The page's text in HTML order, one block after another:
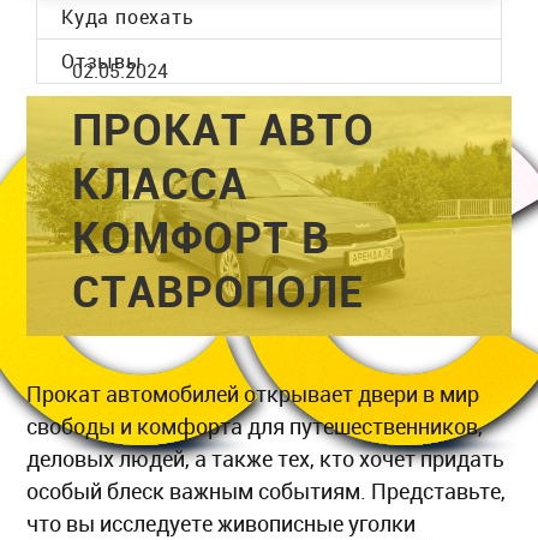
Куда поехать
Отзывы
02.05.2024
ПРОКАТ АВТО
КЛАССА
КОМФОРТ В
СТАВРОПОЛЕ
Прокат автомобилей открывает двери в мир
свободы и комфорта для путешественников,
деловых людей, а также тех, кто хочет придать
особый блеск важным событиям. Представьте,
что вы исследуете живописные уголки